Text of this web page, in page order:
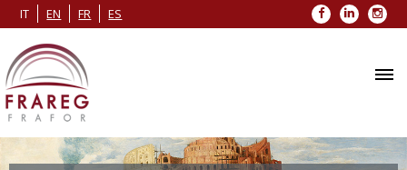
IT EN FR ES Facebook
LinkedIn